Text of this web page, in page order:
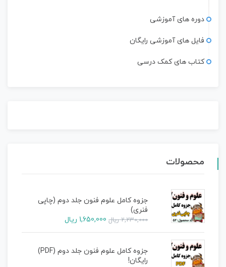
دوره های آموزشی
فایل های آموزشی رایگان
کتاب های کمک درسی
محصولات
جزوه کامل علوم فنون جلد دوم (چاپی
فنری)
2,230,000 ریال 1,650,000 ریال
جزوه کامل علوم فنون جلد دوم (PDF)
رایگان!